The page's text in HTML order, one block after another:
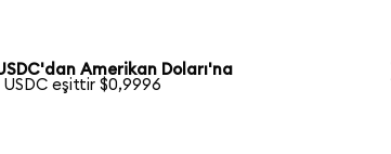
Amerikan Doları'na
USDC eşittir $0,9996